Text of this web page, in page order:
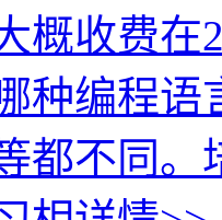
概收费在
种编程语
都不同